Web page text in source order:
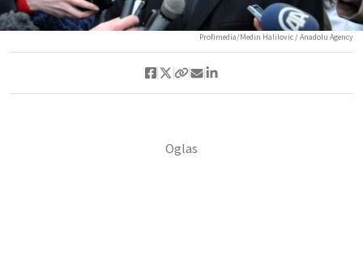
Profimedia/Medin Halilovic / Anadolu Agency